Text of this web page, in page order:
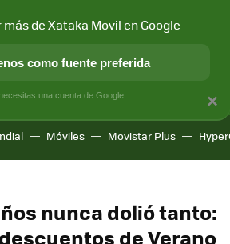
Y SOCIEDAD APLICACIONES
Móviles Movistar Plus
nunca dolió tanto:
de Verano
×
más de Xataka Movil en Google
como fuente preferida
una cuenta de Google